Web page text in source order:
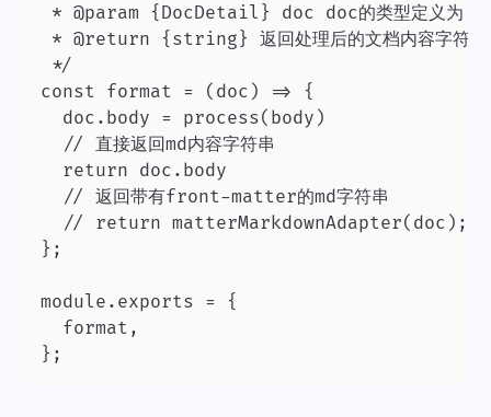
* @param {DocDetail} doc doc的类型定义为
* @return {string} 返回处理后的文档内容字符串
*/
const format = (doc) => {
  doc.body = process(body)
  // return matterMarkdownAdapter(doc);
};
module.exports = {
  format,
};